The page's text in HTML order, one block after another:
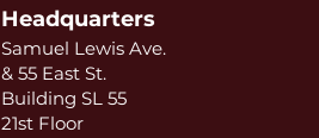
Headquarters
Samuel Lewis Ave.
& 55 East St.
Building SL 55
21st Floor